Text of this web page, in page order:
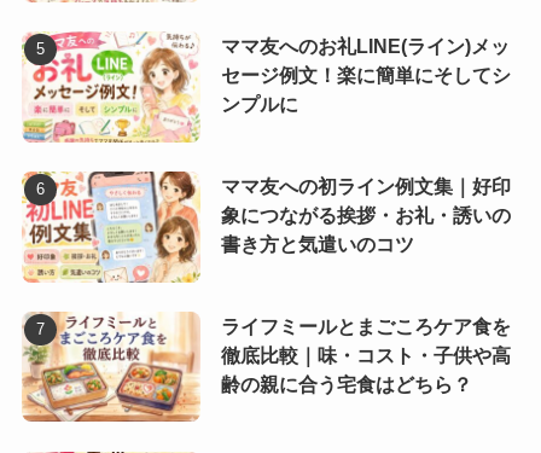
ママ友へのお礼LINE(ライン)メッ
セージ例文！楽に簡単にそしてシ
ンプルに
ママ友への初ライン例文集｜好印
象につながる挨拶・お礼・誘いの
書き方と気遣いのコツ
ライフミールとまごころケア食を
徹底比較｜味・コスト・子供や高
齢の親に合う宅食はどちら？